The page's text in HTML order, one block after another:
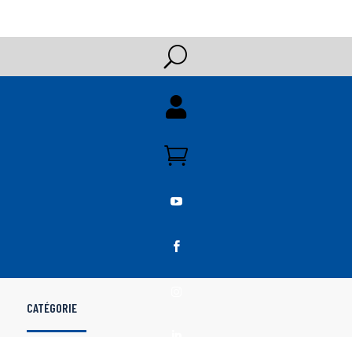
U




CATÉGORIE